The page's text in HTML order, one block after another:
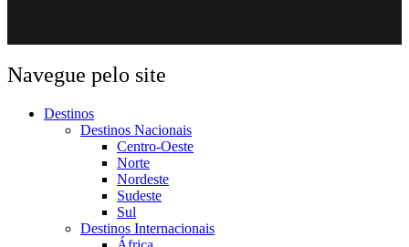
Navegue pelo site
Destinos
Destinos Nacionais
Centro-Oeste
Norte
Nordeste
Sudeste
Sul
Destinos Internacionais